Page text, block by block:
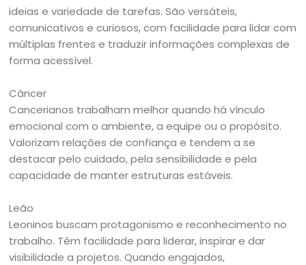
ideias e variedade de tarefas. São versáteis,
comunicativos e curiosos, com facilidade para lidar com
múltiplas frentes e traduzir informações complexas de
forma acessível.
Câncer
Cancerianos trabalham melhor quando há vínculo
emocional com o ambiente, a equipe ou o propósito.
Valorizam relações de confiança e tendem a se
destacar pelo cuidado, pela sensibilidade e pela
capacidade de manter estruturas estáveis.
Leão
Leoninos buscam protagonismo e reconhecimento no
trabalho. Têm facilidade para liderar, inspirar e dar
visibilidade a projetos. Quando engajados,